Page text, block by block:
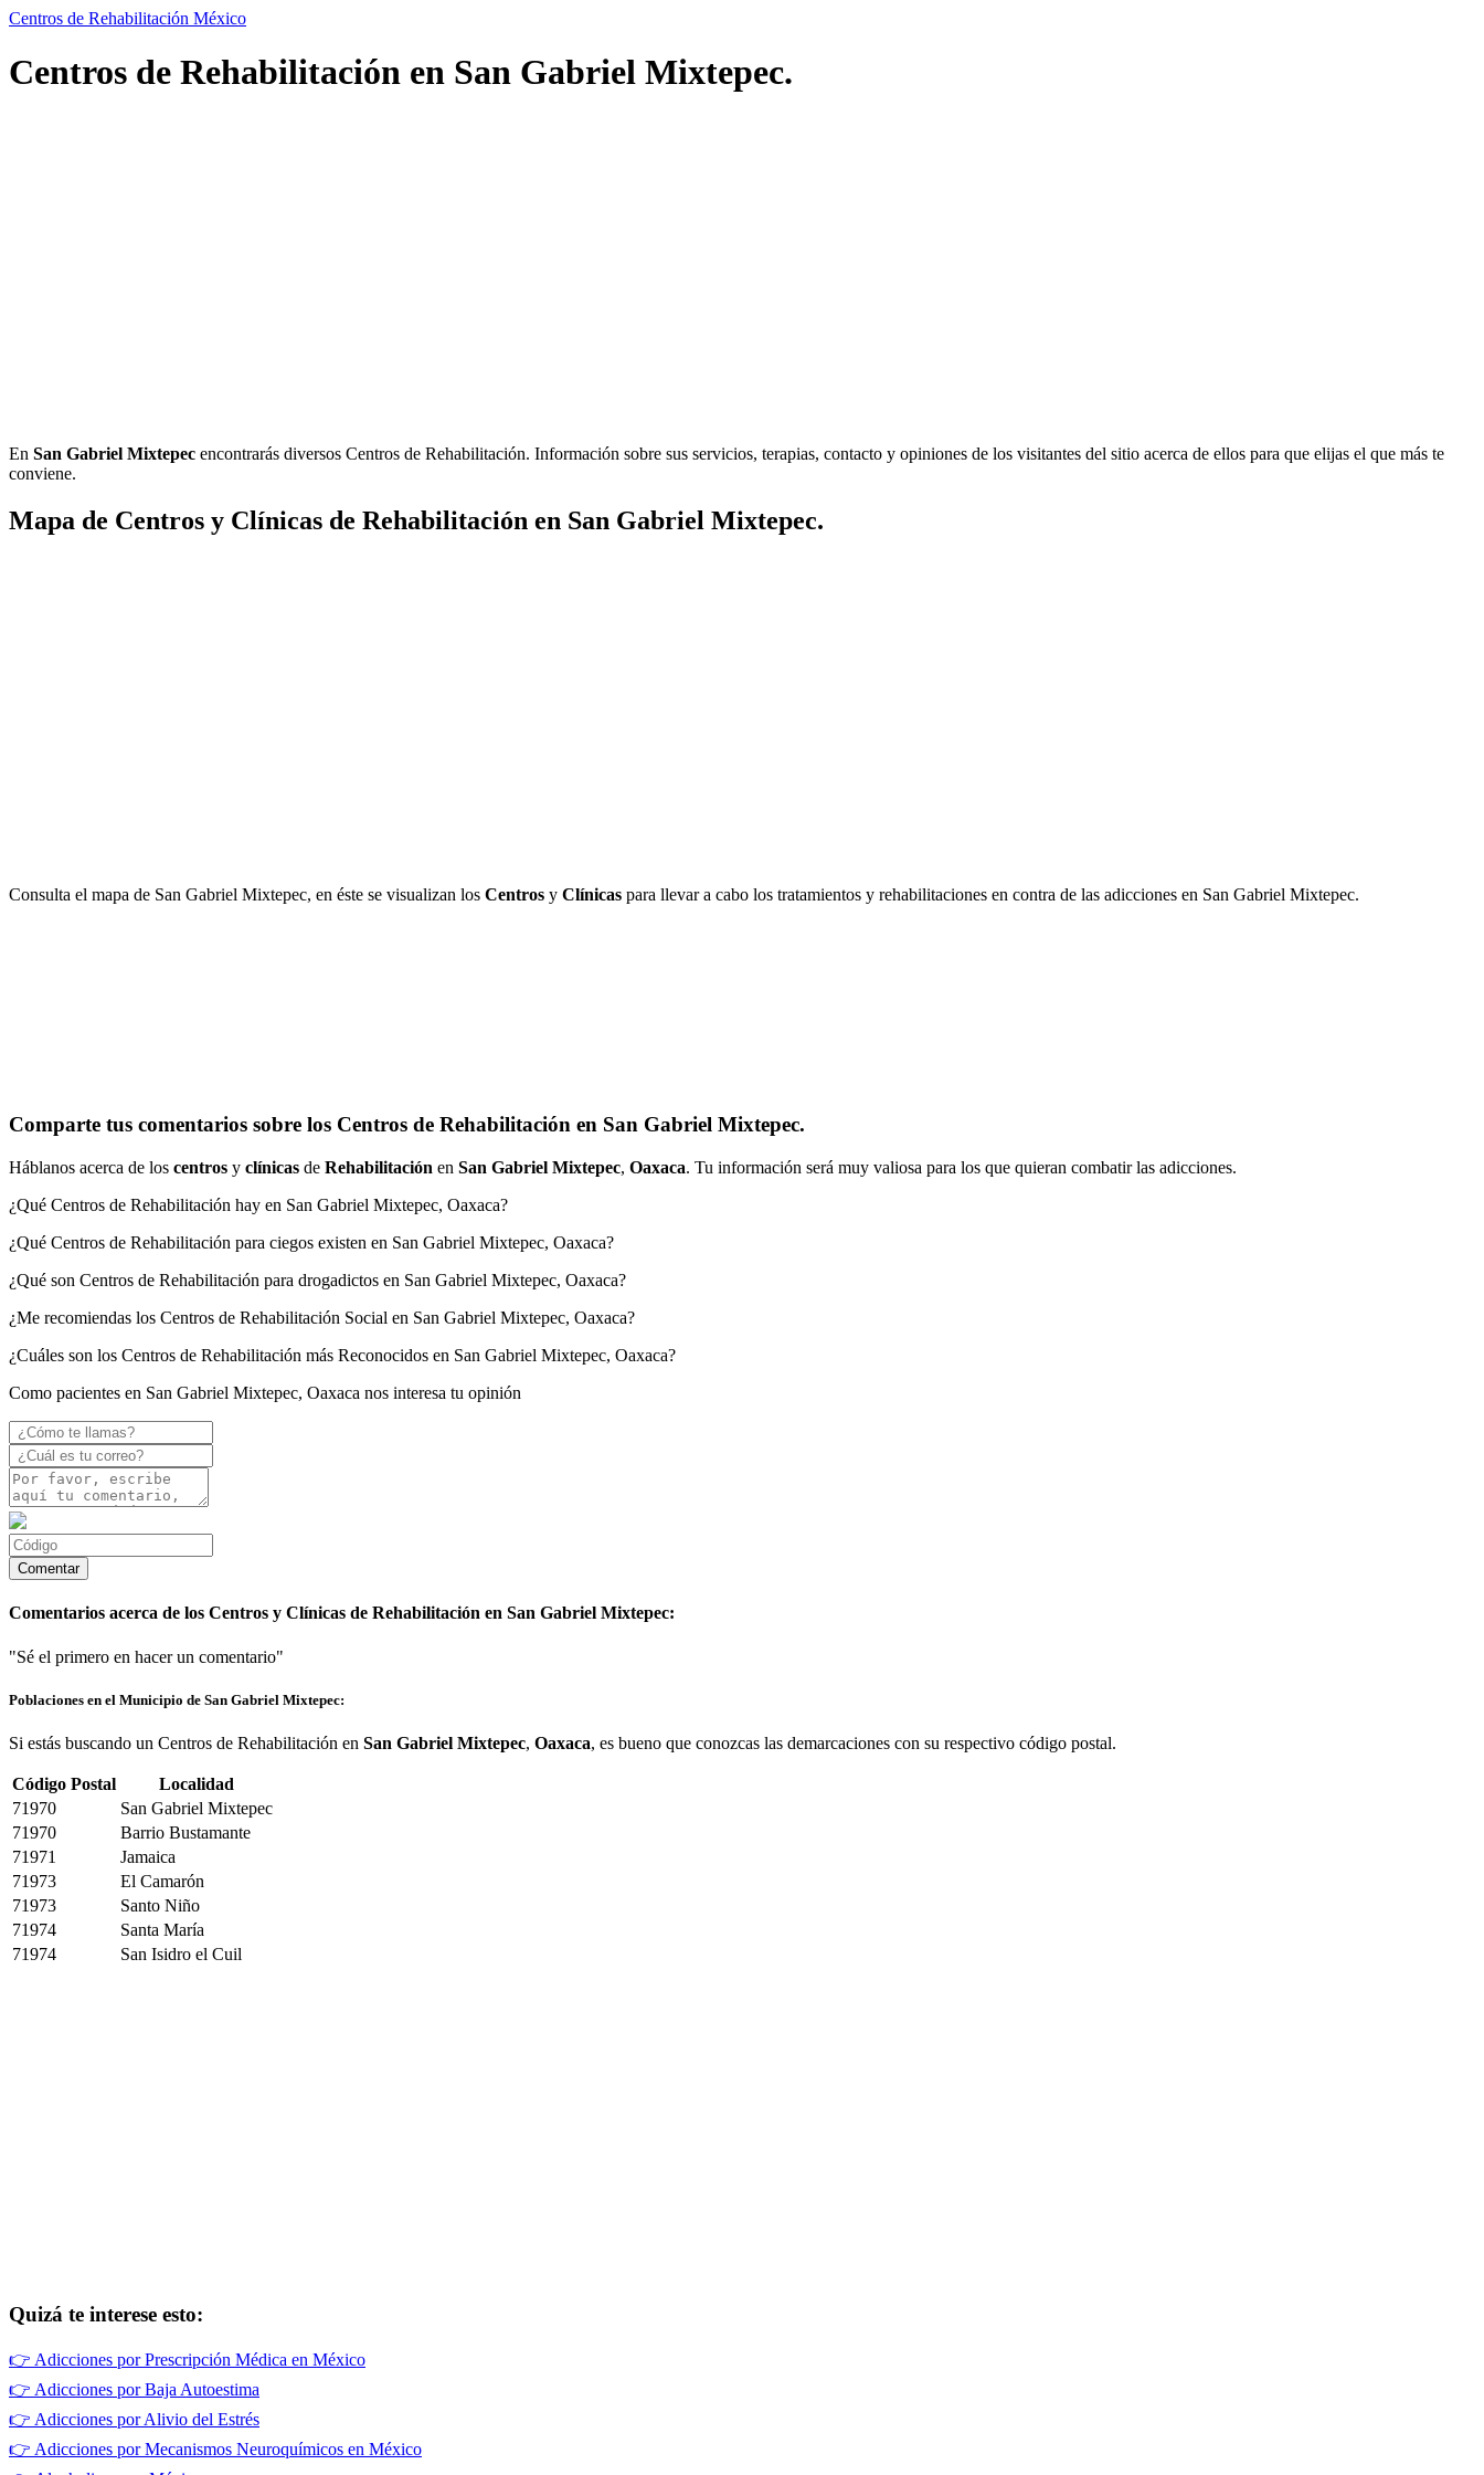
Centros de Rehabilitación México
Centros de Rehabilitación en San Gabriel Mixtepec.
En San Gabriel Mixtepec encontrarás diversos Centros de Rehabilitación. Información sobre sus servicios, terapias, contacto y opiniones de los visitantes del sitio acerca de ellos para que elijas el que más te
conviene.
Mapa de Centros y Clínicas de Rehabilitación en San Gabriel Mixtepec.
Consulta el mapa de San Gabriel Mixtepec, en éste se visualizan los Centros y Clínicas para llevar a cabo los tratamientos y rehabilitaciones en contra de las adicciones en San Gabriel Mixtepec.
Comparte tus comentarios sobre los Centros de Rehabilitación en San Gabriel Mixtepec.
Háblanos acerca de los centros y clínicas de Rehabilitación en San Gabriel Mixtepec, Oaxaca. Tu información será muy valiosa para los que quieran combatir las adicciones.
¿Qué Centros de Rehabilitación hay en San Gabriel Mixtepec, Oaxaca?
¿Qué Centros de Rehabilitación para ciegos existen en San Gabriel Mixtepec, Oaxaca?
¿Qué son Centros de Rehabilitación para drogadictos en San Gabriel Mixtepec, Oaxaca?
¿Me recomiendas los Centros de Rehabilitación Social en San Gabriel Mixtepec, Oaxaca?
¿Cuáles son los Centros de Rehabilitación más Reconocidos en San Gabriel Mixtepec, Oaxaca?
Como pacientes en San Gabriel Mixtepec, Oaxaca nos interesa tu opinión
Comentarios acerca de los Centros y Clínicas de Rehabilitación en San Gabriel Mixtepec:
"Sé el primero en hacer un comentario"
Poblaciones en el Municipio de San Gabriel Mixtepec:
Si estás buscando un Centros de Rehabilitación en San Gabriel Mixtepec, Oaxaca, es bueno que conozcas las demarcaciones con su respectivo código postal.
Código Postal
Localidad
71970
San Gabriel Mixtepec
71970
Barrio Bustamante
71971
Jamaica
71973
El Camarón
71973
Santo Niño
71974
Santa María
71974
San Isidro el Cuil
Quizá te interese esto:
👉 Adicciones por Prescripción Médica en México
👉 Adicciones por Baja Autoestima
👉 Adicciones por Alivio del Estrés
👉 Adicciones por Mecanismos Neuroquímicos en México